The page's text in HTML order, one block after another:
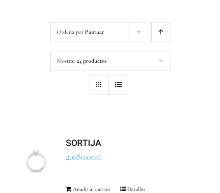
Ordena por Puntuar
Mostrar 24 productos
SORTIJA
2,680.00€
Añadir al carrito Detalles